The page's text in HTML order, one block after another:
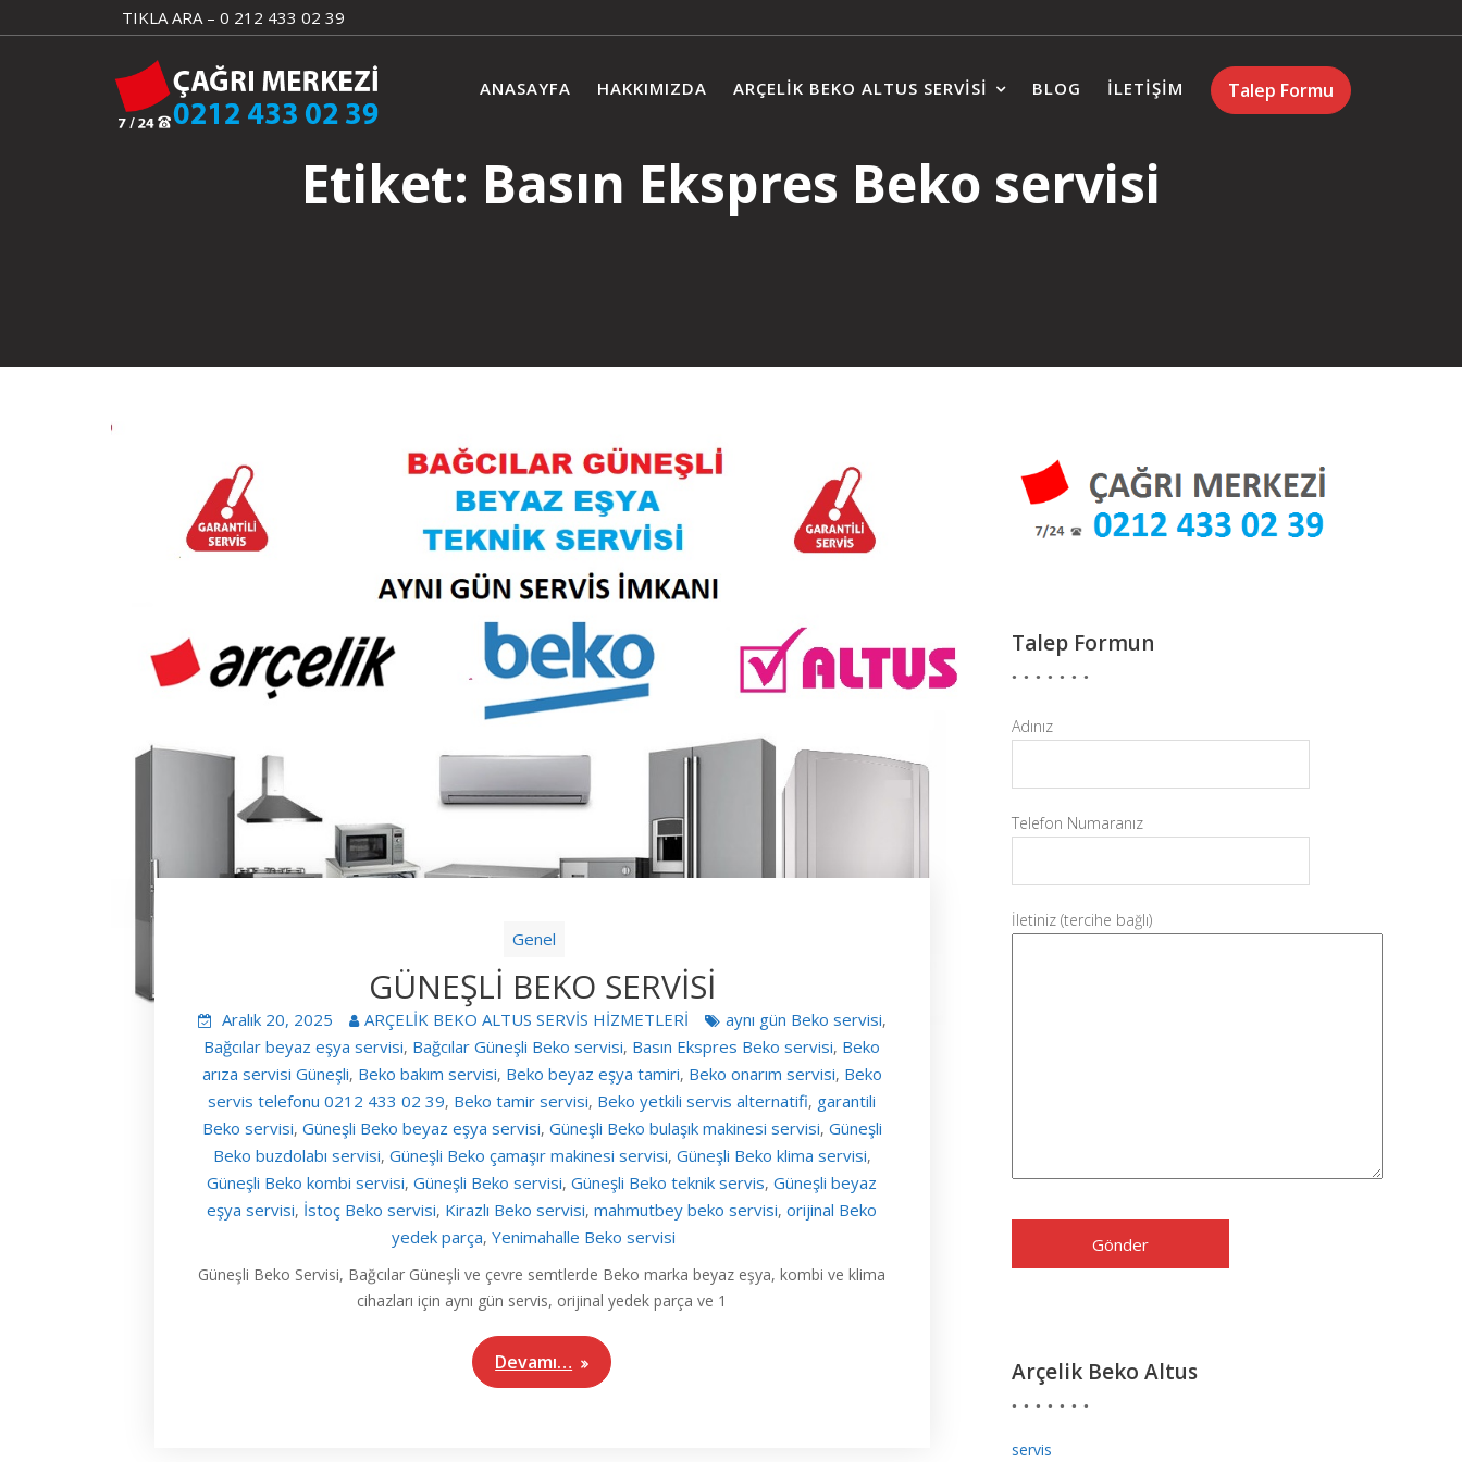
to
TIKLA ARA – 0 212 433 02 39
Talep Formu
ANASAYFA HAKKIMIZDA ARÇELIK BEKO ALTUS SERVISI BLOG İLETIŞIM
Etiket: Basın Ekspres Beko servisi
Genel
GÜNEŞLİ BEKO SERVİSİ
Aralık 20, 2025 ARÇELİK BEKO ALTUS SERVİS HİZMETLERİ aynı gün Beko servisi,
Bağcılar beyaz eşya servisi, Bağcılar Güneşli Beko servisi, Basın Ekspres Beko servisi, Beko
arıza servisi Güneşli, Beko bakım servisi, Beko beyaz eşya tamiri, Beko onarım servisi, Beko
servis telefonu 0212 433 02 39, Beko tamir servisi, Beko yetkili servis alternatifi, garantili
Beko servisi, Güneşli Beko beyaz eşya servisi, Güneşli Beko bulaşık makinesi servisi, Güneşli
Beko buzdolabı servisi, Güneşli Beko çamaşır makinesi servisi, Güneşli Beko klima servisi,
Güneşli Beko kombi servisi,Güneşli Beko servisi,Güneşli Beko teknik servis,Güneşli beyaz
eşya servisi, İstoç Beko servisi, Kirazlı Beko servisi,mahmutbey beko servisi,orijinal Beko
yedek parça,Yenimahalle Beko servisi
Güneşli Beko Servisi, Bağcılar Güneşli ve çevre semtlerde Beko marka beyaz eşya, kombi ve klima
cihazları için aynı gün servis, orijinal yedek parça ve 1
Devamı…
Talep Formun
Adınız
Telefon Numaranız
İletiniz (tercihe bağlı)
Arçelik Beko Altus
servis